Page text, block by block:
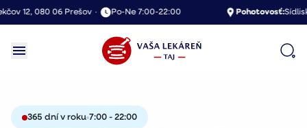
12, 080 06 Prešov • Po-Ne 7:00-22:00 Pohotovosť:Sídlisko
365 dní v roku 7:00 - 22:00